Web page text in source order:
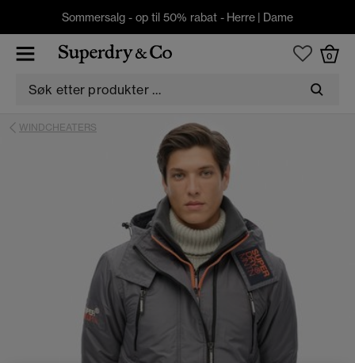
Sommersalg - op til 50% rabat - Herre | Dame
0
WINDCHEATERS